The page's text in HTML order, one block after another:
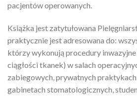
pacjentów operowanych.
Książka jest zatytułowana
praktycznie jest adresowana do:
którzy wykonują procedury inwazyjne
ciągłości tkanek) w salach
zabiegowych, prywatnych
gabinetach stomatologicznych,